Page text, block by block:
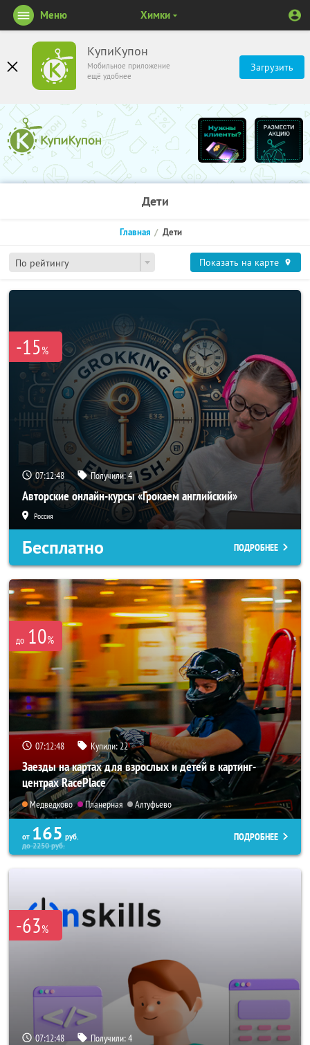
КупиКупон
Мобильное приложение
ещё удобнее
Загрузить
Меню Химки
Дети
По рейтингу
Главная Дети
Показать на карте
-15%
07:12:47 Получили:4
Авторские онлайн-курсы «Грокаем английский»
Россия
Бесплатно ПОДРОБНЕЕ
до 10%
07:12:47 Купили:22
Заезды на картах для взрослых и детей в картинг-
центрах RacePlace
Медведково Планерная Алтуфьево
от 165 руб.
до2250руб.
ПОДРОБНЕЕ
-63%
07:12:47 Получили:4